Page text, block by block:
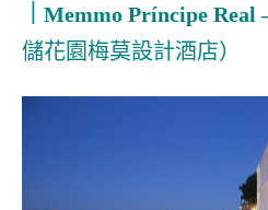
｜Memmo Príncipe Real
儲花園梅莫設計酒店）